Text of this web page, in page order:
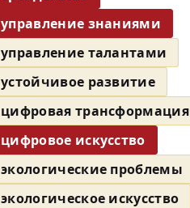
управление знаниями
управление талантами
устойчивое развитие
цифровая трансформация
цифровое искусство
экологические проблемы
экологическое искусство